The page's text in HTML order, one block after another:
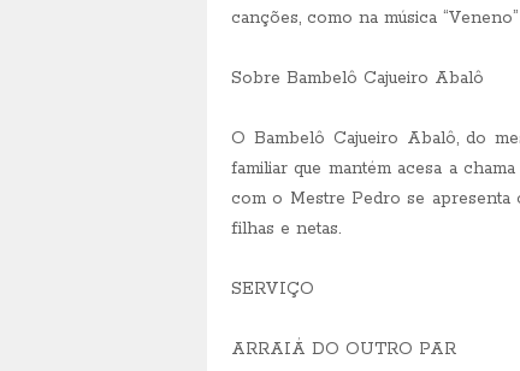
canções, como na música
Sobre Bambelô Cajueiro Abalô
O Bambelô Cajueiro Abalô, do
familiar que mantém acesa a
com o Mestre Pedro se
filhas e netas.
SERVIÇO
ARRAIÁ DO OUTRO PAR